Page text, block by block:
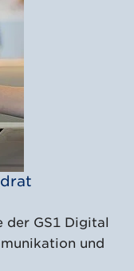
der GS1 Digital
und